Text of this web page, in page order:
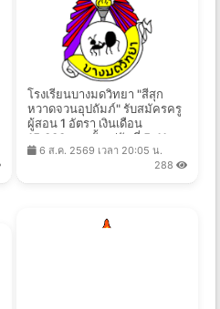
โรงเรียนบางมดวิทยา "สีสุก
หวาดจวนอุปถัมภ์" รับสมัครครู
ผู้สอน 1 อัตรา เงินเดือน
15,000บาท ตั้งแต่วันที่ 5-11
ส.ค. 2569
6 ส.ค. 2569 เวลา 20:05 น.
288